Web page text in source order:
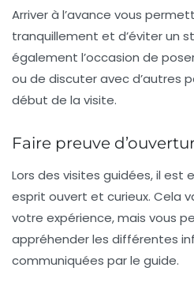
Arriver à l’avance vous
tranquillement et d’éviter un
également l’occasion de
ou de discuter avec d’autres
début de la visite.
Faire preuve
Lors des visites guidées, il est
esprit ouvert et curieux. Cela
votre expérience, mais vous
appréhender les différentes
communiquées par le guide.